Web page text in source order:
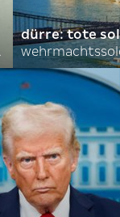
dürre: tote